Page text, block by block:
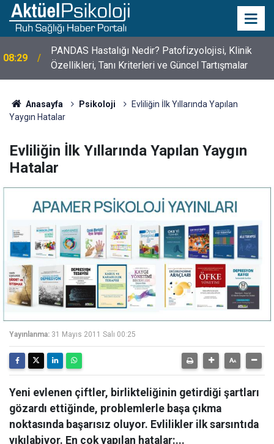
10:30
10 Mayıs Psikologlar Günü Nasıl Ortaya Çıktı? 10
Mayıs Tarihinin Hikayesi
Anasayfa Psikoloji
Evliliğin İlk Yıllarında Yapılan
Yaygın Hatalar
Evliliğin İlk Yıllarında Yapılan Yaygın
Hatalar
Yayınlanma: 31 Mayıs 2011 Salı 00:25
Yeni evlenen çiftler, birlikteliğinin getirdiği şartları
gözardı ettiğinde, problemlerle başa çıkma
noktasında başarısız oluyor. Evlilikler ilk sarsıntıda
yıkılabiyor. En çok yapılan hatalar:...